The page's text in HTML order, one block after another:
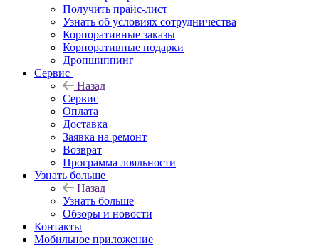
Получить прайс-лист
Узнать об условиях сотрудничества
Корпоративные заказы
Корпоративные подарки
Дропшиппинг
Сервис
Назад
Сервис
Оплата
Доставка
Заявка на ремонт
Возврат
Программа лояльности
Узнать больше
Назад
Узнать больше
Обзоры и новости
Контакты
Мобильное приложение